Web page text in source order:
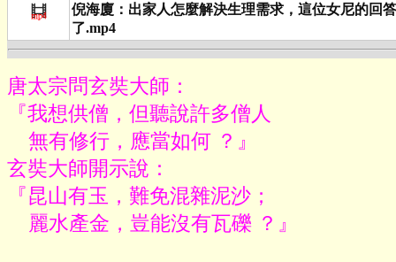
倪海廈：出家人怎麼解決生理需求，這位女尼的回
了.mp4
唐太宗問玄奘大師：
『我想供僧，但聽說許多僧人
玄奘大師開示說：
『昆山有玉，難免混雜泥沙；
    麗水產金，豈能沒有瓦礫 ？』